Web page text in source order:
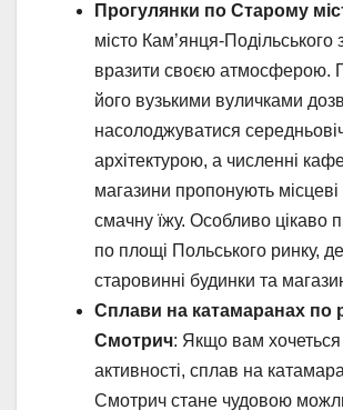
Прогулянки по Старому
місто Кам’янця-Подільського
вразити своєю атмосферою.
його вузькими вуличками
насолоджуватися
архітектурою, а численні
магазини пропонують місцеві
смачну їжу. Особливо цікаво
по площі Польського ринку,
старовинні будинки та
Сплави на катамаранах по
Смотрич: Якщо вам
активності, сплав на
Смотрич стане чудовою